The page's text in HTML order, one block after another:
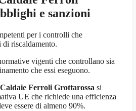
e sanzioni
per i controlli che
riscaldamento.
vigenti che controllano sia
che essi eseguono.
Ferroli Grottarossa si
UE che richiede una efficienza
essere di almeno 90%.